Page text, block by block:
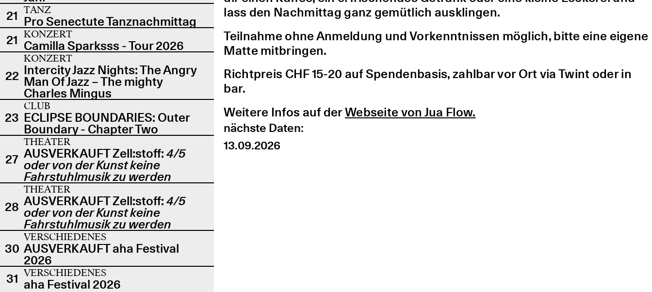
21 TANZ
Pro Senectute Tanznachmittag
21 KONZERT
Camilla Sparksss - Tour 2026
22
KONZERT
Intercity Jazz Nights: The Angry
Man Of Jazz – The mighty
Charles Mingus
23
CLUB
ECLIPSE BOUNDARIES: Outer
Boundary - Chapter Two
27
THEATER
AUSVERKAUFT Zell:stoff: 4/5
oder von der Kunst keine
Fahrstuhlmusik zu werden
28
THEATER
AUSVERKAUFT Zell:stoff: 4/5
oder von der Kunst keine
Fahrstuhlmusik zu werden
30
VERSCHIEDENES
AUSVERKAUFT aha Festival
2026
31 VERSCHIEDENES
aha Festival 2026
lass den Nachmittag ganz gemütlich ausklingen.
Teilnahme ohne Anmeldung und Vorkenntnissen möglich, bitte eine eigene
Matte mitbringen.
Richtpreis CHF 15-20 auf Spendenbasis, zahlbar vor Ort via Twint oder in
bar.
Weitere Infos auf derWebseite von Jua Flow.
nächste Daten:
13.09.2026